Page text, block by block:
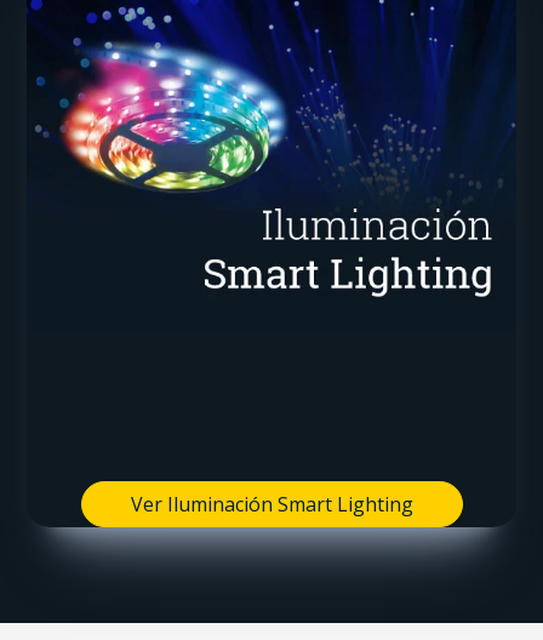
Ver Iluminación Smart Lighting